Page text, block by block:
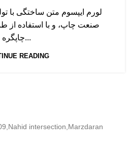
لورم ایپسوم متن ساختگی با
صنعت چاپ، و با استفاده از
چاپگره...
READING
intersection,Marzdaran